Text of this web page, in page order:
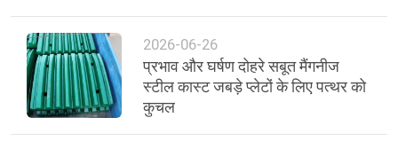
2026-06-26
प्रभाव और घर्षण दोहरे सबूत मैंगनीज
स्टील कास्ट जबड़े प्लेटों के लिए पत्थर को
कुचल